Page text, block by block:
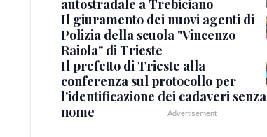
autostradale a Trebiciano
Il giuramento dei nuovi agenti di
Polizia della scuola "Vincenzo
Raiola" di Trieste
Il prefetto di Trieste alla
conferenza sul protocollo per
l'identificazione dei cadaveri senza
nome